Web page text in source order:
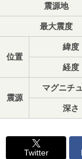
震源地
最大震度
位置
緯度
経度
震源
マグニチ
深さ
Twitter